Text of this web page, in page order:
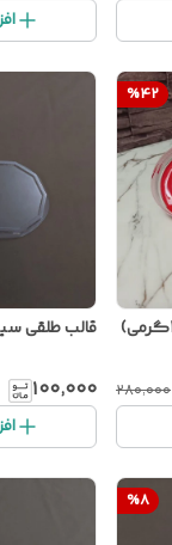
%42
۲۸۰٬۰۰۰
قالب طلقی سینی
۱۰۰٬۰۰۰
%8